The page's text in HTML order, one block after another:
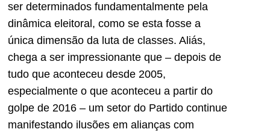
ser determinados fundamentalmente pela
dinâmica eleitoral, como se esta fosse a
única dimensão da luta de classes. Aliás,
chega a ser impressionante que – depois de
tudo que aconteceu desde 2005,
especialmente o que aconteceu a partir do
golpe de 2016 – um setor do Partido continue
manifestando ilusões em alianças com